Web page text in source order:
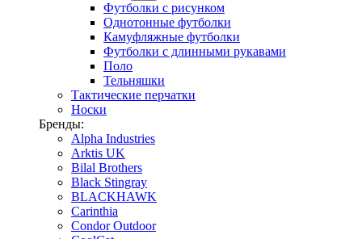
Футболки с рисунком
Однотонные футболки
Камуфляжные футболки
Футболки с длинными рукавами
Поло
Тельняшки
Тактические перчатки
Носки
Бренды:
Alpha Industries
Arktis UK
Bilal Brothers
Black Stingray
BLACKHAWK
Carinthia
Condor Outdoor